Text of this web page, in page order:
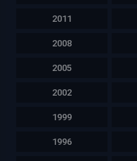
2011
2008
2005
2002
1999
1996